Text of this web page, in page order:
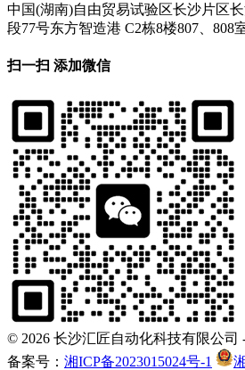
中国(湖南)自由贸易试验区长沙片区
段77号东方智造港 C2栋8楼807、808
扫一扫 添加微信
© 2026 长沙汇匠自动化科技有限公司
备案号： 湘ICP备2023015024号-1